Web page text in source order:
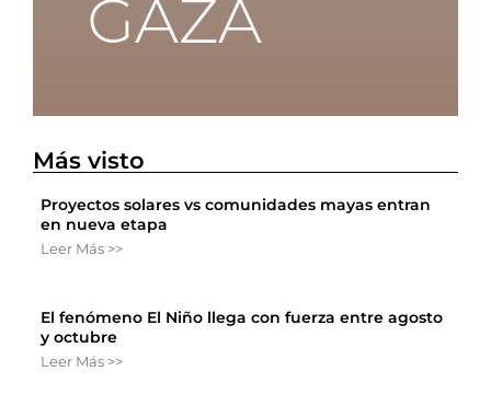
Más visto
Proyectos solares vs comunidades mayas entran
en nueva etapa
Leer Más >>
El fenómeno El Niño llega con fuerza entre agosto
y octubre
Leer Más >>